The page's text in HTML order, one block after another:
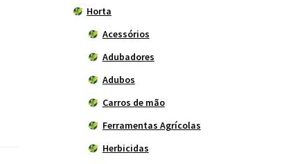
Horta
Acessórios
Adubadores
Adubos
Carros de mão
Ferramentas Agrícolas
Herbicidas